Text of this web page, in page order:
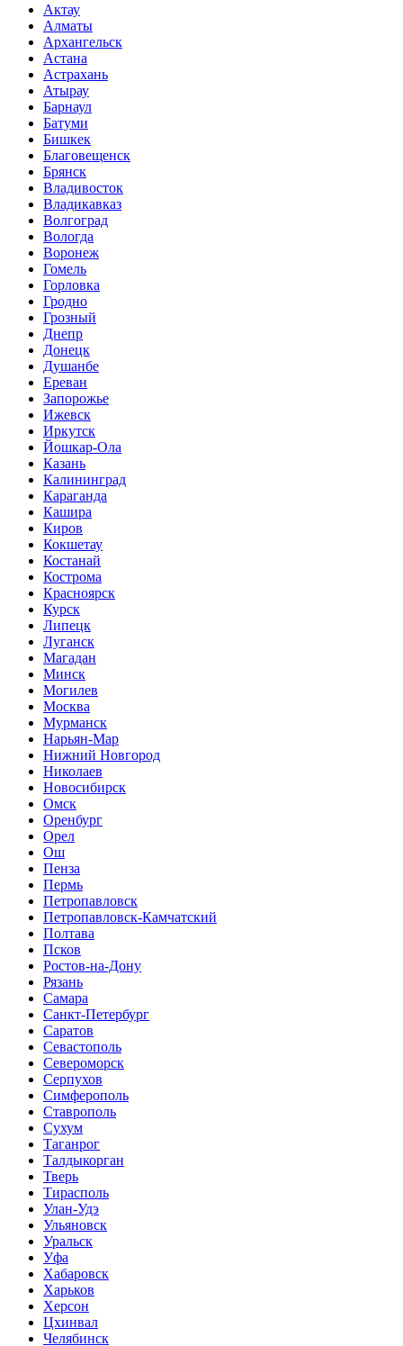
Актау
Алматы
Архангельск
Астана
Астрахань
Атырау
Барнаул
Батуми
Бишкек
Благовещенск
Брянск
Владивосток
Владикавказ
Волгоград
Вологда
Воронеж
Гомель
Горловка
Гродно
Грозный
Днепр
Донецк
Душанбе
Ереван
Запорожье
Ижевск
Иркутск
Йошкар-Ола
Казань
Калининград
Караганда
Кашира
Киров
Кокшетау
Костанай
Кострома
Красноярск
Курск
Липецк
Луганск
Магадан
Минск
Могилев
Москва
Мурманск
Нарьян-Мар
Нижний Новгород
Николаев
Новосибирск
Омск
Оренбург
Орел
Ош
Пенза
Пермь
Петропавловск
Петропавловск-Камчатский
Полтава
Псков
Ростов-на-Дону
Рязань
Самара
Санкт-Петербург
Саратов
Севастополь
Североморск
Серпухов
Симферополь
Ставрополь
Сухум
Таганрог
Tалдыкорган
Тверь
Тирасполь
Улан-Удэ
Ульяновск
Уральск
Уфа
Хабаровск
Харьков
Херсон
Цхинвал
Челябинск